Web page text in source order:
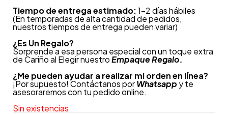
Tiempo de entrega estimado:1-2 días hábiles
(En temporadas de alta cantidad de pedidos,
nuestros tiempos de entrega pueden variar)
¿Es Un Regalo?
Sorprende a esa persona especial con un toque extra
de Cariño al Elegir nuestroEmpaque Regalo.
¿Me pueden ayudar a realizar mi orden en línea?
¡Por supuesto! Contáctanos porWhatsapp y te
asesoraremos con tu pedido online.
Sin existencias